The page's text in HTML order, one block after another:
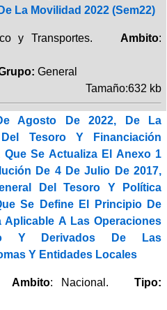
La Movilidad 2022 (Sem22)
y Transportes. Ambito:
General
Tamaño:632 kb
Agosto De 2022, De La
Tesoro Y Financiación
Que Se Actualiza El Anexo 1
De 4 De Julio De 2017,
Del Tesoro Y Política
Se Define El Principio De
Aplicable A Las Operaciones
Y Derivados De Las
Y Entidades Locales
Ambito: Nacional.Tipo: